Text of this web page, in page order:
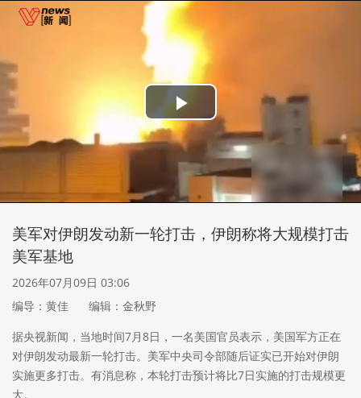
Play
Video
美军对伊朗发动新一轮打击，伊朗称将大规模打击
美军基地
2026年07月09日 03:06
编导：黄佳
编辑：金秋野
据央视新闻，当地时间7月8日，一名美国官员表示，美国军方正在
对伊朗发动最新一轮打击。美军中央司令部随后证实已开始对伊朗
实施更多打击。有消息称，本轮打击预计将比7日实施的打击规模更
大。